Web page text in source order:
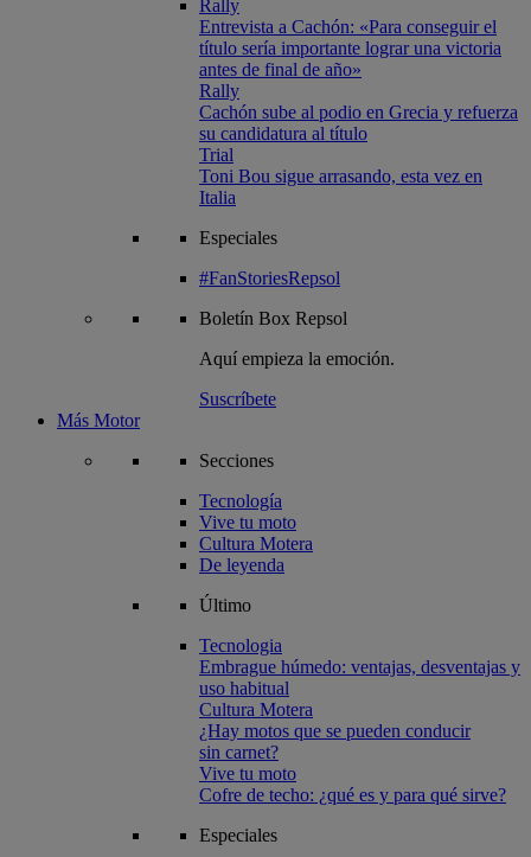
Rally
Entrevista a Cachón: «Para conseguir el
título sería importante lograr una victoria
antes de final de año»
Rally
Cachón sube al podio en Grecia y refuerza
su candidatura al título
Trial
Toni Bou sigue arrasando, esta vez en
Italia
Especiales
#FanStoriesRepsol
Boletín Box Repsol
Aquí empieza la emoción.
Suscríbete
Más Motor
Secciones
Tecnología
Vive tu moto
Cultura Motera
De leyenda
Último
Tecnologia
Embrague húmedo: ventajas, desventajas y
uso habitual
Cultura Motera
¿Hay motos que se pueden conducir
sin carnet?
Vive tu moto
Cofre de techo: ¿qué es y para qué sirve?
Especiales